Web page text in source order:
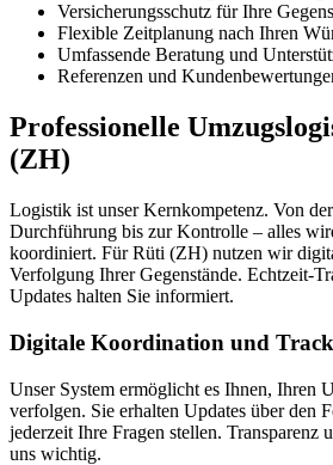
Versicherungsschutz für Ihre
Flexible Zeitplanung nach Ihren
Umfassende Beratung und
Referenzen und
Professionelle
(ZH)
Logistik ist unser Kernkompetenz. Von
Durchführung bis zur Kontrolle – alles
koordiniert. Für Rüti (ZH) nutzen wir
Verfolgung Ihrer Gegenstände. Echtzeit-
Updates halten Sie informiert.
Digitale Koordination und
Unser System ermöglicht es Ihnen, Ihren
verfolgen. Sie erhalten Updates über den
jederzeit Ihre Fragen stellen. Transparenz
uns wichtig.